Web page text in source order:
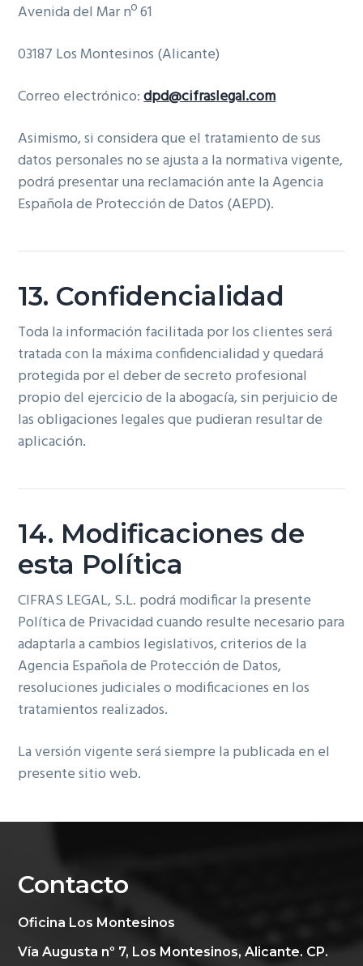
Avenida del Mar nº 61
03187 Los Montesinos (Alicante)
Correo electrónico:dpd@cifraslegal.com
Asimismo, si considera que el tratamiento de sus
datos personales no se ajusta a la normativa vigente,
podrá presentar una reclamación ante la Agencia
Española de Protección de Datos (AEPD).
13. Confidencialidad
Toda la información facilitada por los clientes será
tratada con la máxima confidencialidad y quedará
protegida por el deber de secreto profesional
propio del ejercicio de la abogacía, sin perjuicio de
las obligaciones legales que pudieran resultar de
aplicación.
14. Modificaciones de
esta Política
CIFRAS LEGAL, S.L. podrá modificar la presente
Política de Privacidad cuando resulte necesario para
adaptarla a cambios legislativos, criterios de la
Agencia Española de Protección de Datos,
resoluciones judiciales o modificaciones en los
tratamientos realizados.
La versión vigente será siempre la publicada en el
presente sitio web.
Contacto
Oficina Los Montesinos
Vía Augusta nº 7, Los Montesinos, Alicante. CP.